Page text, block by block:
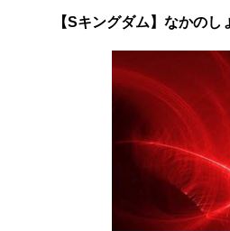
【Sキングダム】なかのし